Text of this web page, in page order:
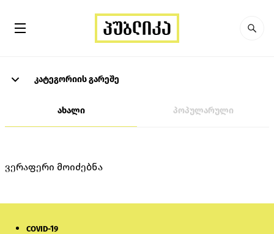
კატეგორიის გარეშე
ახალი პოპულარული
ვერაფერი მოიძებნა
COVID-19